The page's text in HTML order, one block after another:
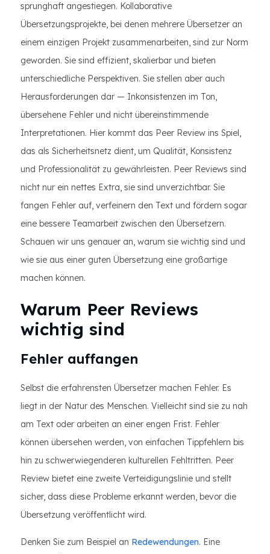
sprunghaft angestiegen. Kollaborative
Übersetzungsprojekte, bei denen mehrere Übersetzer an
einem einzigen Projekt zusammenarbeiten, sind zur Norm
geworden. Sie sind effizient, skalierbar und bieten
unterschiedliche Perspektiven. Sie stellen aber auch
Herausforderungen dar — Inkonsistenzen im Ton,
übersehene Fehler und nicht übereinstimmende
Interpretationen. Hier kommt das Peer Review ins Spiel,
das als Sicherheitsnetz dient, um Qualität, Konsistenz
und Professionalität zu gewährleisten. Peer Reviews sind
nicht nur ein nettes Extra, sie sind unverzichtbar. Sie
fangen Fehler auf, verfeinern den Text und fördern sogar
eine bessere Teamarbeit zwischen den Übersetzern.
Schauen wir uns genauer an, warum sie wichtig sind und
wie sie aus einer guten Übersetzung eine großartige
machen können.
Warum Peer Reviews
wichtig sind
Fehler auffangen
Selbst die erfahrensten Übersetzer machen Fehler. Es
liegt in der Natur des Menschen. Vielleicht sind sie zu nah
am Text oder arbeiten an einer engen Frist. Fehler
können übersehen werden, von einfachen Tippfehlern bis
hin zu schwerwiegenderen kulturellen Fehltritten. Peer
Review bietet eine zweite Verteidigungslinie und stellt
sicher, dass diese Probleme erkannt werden, bevor die
Übersetzung veröffentlicht wird.
Denken Sie zum Beispiel an Redewendungen. Eine